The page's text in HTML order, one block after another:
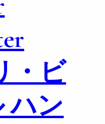
・ビ
ハン